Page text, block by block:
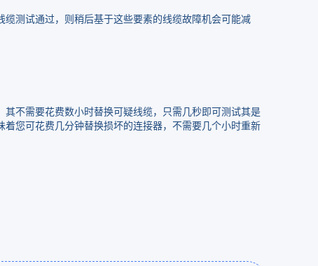
测试通过，则稍后基于这些要素的线缆故障机会可能减
不需要花费数小时替换可疑线缆，只需几秒即可测试其是
您可花费几分钟替换损坏的连接器，不需要几个小时重新